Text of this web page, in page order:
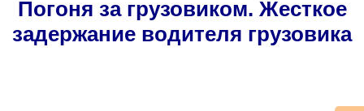
Погоня за грузовиком. Жесткое
задержание водителя грузовика